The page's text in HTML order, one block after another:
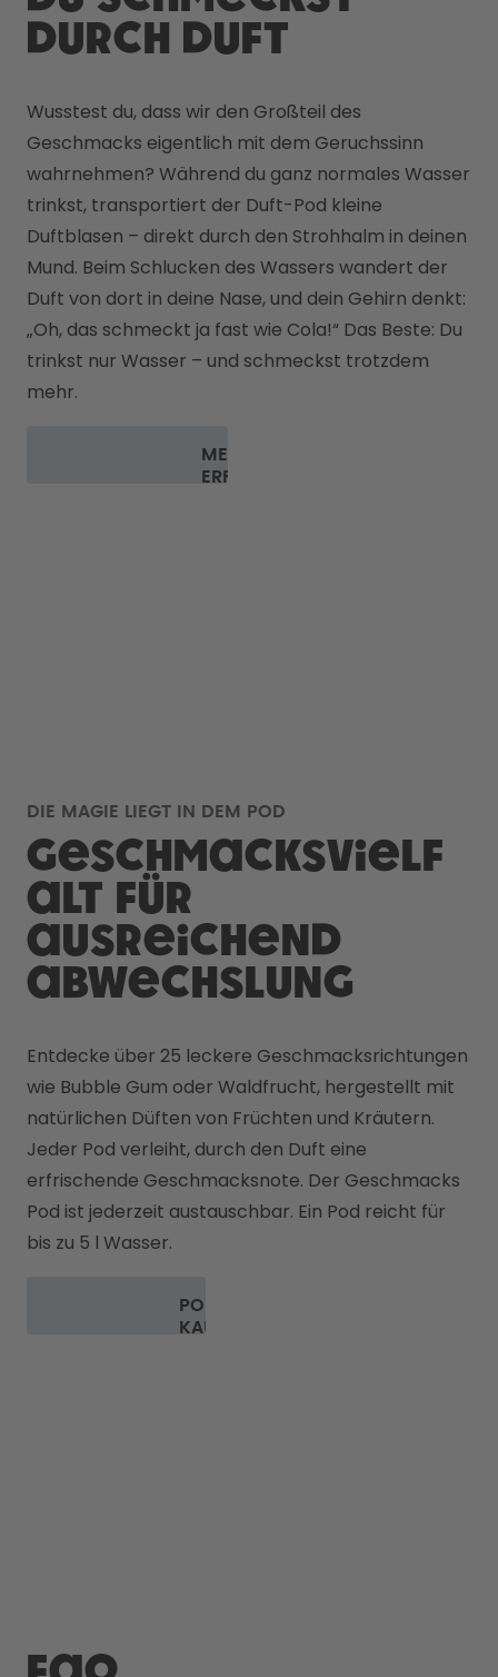
durch Duft
Wusstest du, dass wir den Großteil des
Geschmacks eigentlich mit dem Geruchssinn
wahrnehmen? Während du ganz normales Wasser
trinkst, transportiert der Duft-Pod kleine
Duftblasen – direkt durch den Strohhalm in deinen
Mund. Beim Schlucken des Wassers wandert der
Duft von dort in deine Nase, und dein Gehirn denkt:
„Oh, das schmeckt ja fast wie Cola!“ Das Beste: Du
trinkst nur Wasser – und schmeckst trotzdem
mehr.
MEHR
ERFAHREN
DIE MAGIE LIEGT IN DEM POD
Geschmacksvielf
alt für
ausreichend
Abwechslung
Entdecke über 25 leckere Geschmacksrichtungen
wie Bubble Gum oder Waldfrucht, hergestellt mit
natürlichen Düften von Früchten und Kräutern.
Jeder Pod verleiht, durch den Duft eine
erfrischende Geschmacksnote. Der Geschmacks
Pod ist jederzeit austauschbar. Ein Pod reicht für
bis zu 5 l Wasser.
PODS
KAUFEN